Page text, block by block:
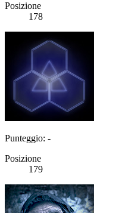
Posizione
178
Punteggio: -
Posizione
179